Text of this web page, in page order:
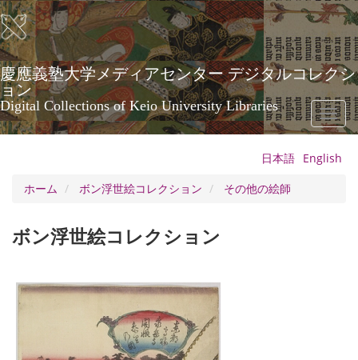
メ
イ
ン
コ
ン
テ
ン
ツ
に
慶應義塾大学メディアセンター デジタルコレクシ
ョン
Digital Collections of Keio University Libraries
Toggle
日本語 English
ホーム
ボン浮世絵コレクション その他の絵師
ボン浮世絵コレクション